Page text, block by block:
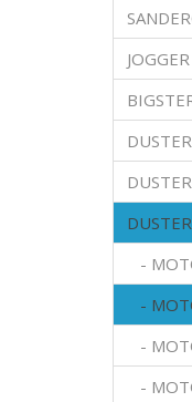
JOGGER
DUSTER
-
-
-
-